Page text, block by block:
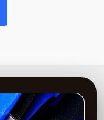
что гарантирует